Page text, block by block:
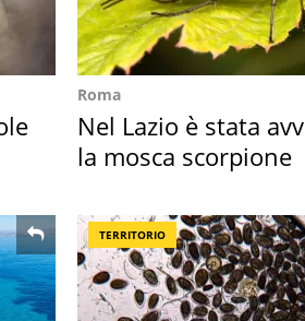
Roma
Nel Lazio è stata
la mosca scorpione
TERRITORIO